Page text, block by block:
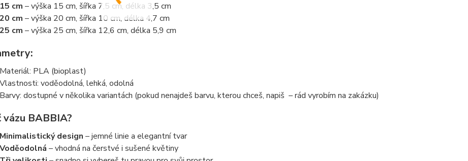
15 cm – výška 15 cm, šířka 7,5 cm, délka 3,5 cm
20 cm – výška 20 cm, šířka 10 cm, délka 4,7 cm
25 cm – výška 25 cm, šířka 12,6 cm, délka 5,9 cm
Materiál: PLA (bioplast)
Vlastnosti: voděodolná, lehká, odolná
Barvy: dostupné v několika variantách (pokud nenajdeš barvu, kterou chceš, napiš – rád vyrobím na zakázku)
vázu BABBIA?
Minimalistický design – jemné linie a elegantní tvar
Voděodolná – vhodná na čerstvé i sušené květiny